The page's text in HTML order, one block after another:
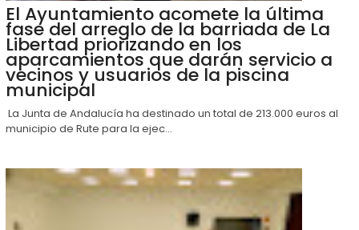
El Ayuntamiento acomete la última
fase del arreglo de la barriada de La
Libertad priorizando en los
aparcamientos que darán servicio a
vecinos y usuarios de la piscina
municipal
La Junta de Andalucía ha destinado un total de 213.000 euros al
municipio de Rute para la ejec...